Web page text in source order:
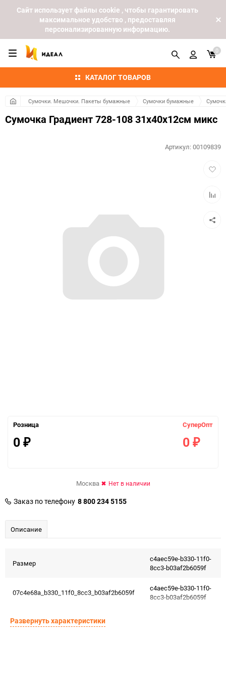
Cайт использует файлы cookie , чтобы гарантировать
максимальное удобство , предоставляя
персонализированную информацию.
КАТАЛОГ ТОВАРОВ
0
Сумочки. Мешочки. Пакеты бумажные Сумочки бумажные
Сумочка Градиент 728-108 31х40x12см микс
Артикул:00109839
Розница
0 ₽
СуперОпт
0 ₽
Москва Нет в наличии
Заказ по телефону 8 800 234 5155
Описание
Размер
c4aec59e-b330-11f0-
8cc3-b03af2b6059f
07c4e68a_b330_11f0_8cc3_b03af2b6059f
c4aec59e-b330-11f0-
8cc3-b03af2b6059f
Развернуть характеристики